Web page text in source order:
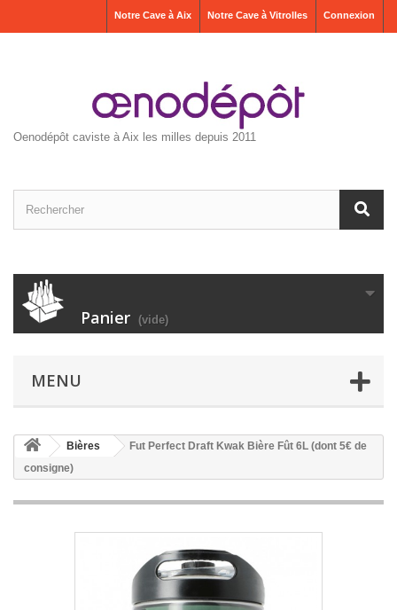
Connexion
Notre Cave à Vitrolles
Notre Cave à Aix
Oenodépôt caviste à Aix les milles depuis 2011
Panier (vide)
MENU
Bières
Fut Perfect Draft Kwak Bière Fût 6L (dont 5€ de
consigne)